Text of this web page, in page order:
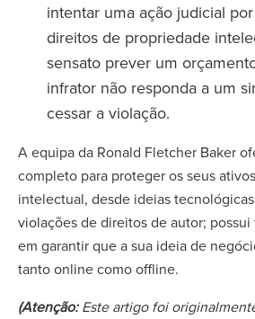
intentar uma ação judicial
direitos de propriedade
sensato prever um
infrator não responda a um
cessar a violação.
A equipa da Ronald Fletcher Baker
completo para proteger os seus
intelectual, desde ideias
violações de direitos de autor;
em garantir que a sua ideia de
tanto online como offline.
(Atenção:Este artigo foi